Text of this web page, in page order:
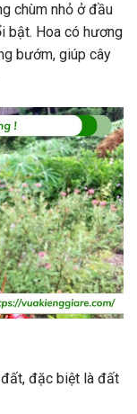
chùm nhỏ ở đầu
bật. Hoa có hương
bướm, giúp cây
đặc biệt là đất